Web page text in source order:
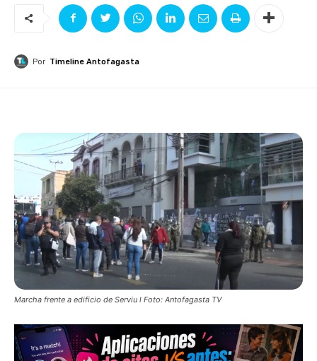
Por Timeline Antofagasta
Marcha frente a edificio de Serviu l Foto: Antofagasta TV